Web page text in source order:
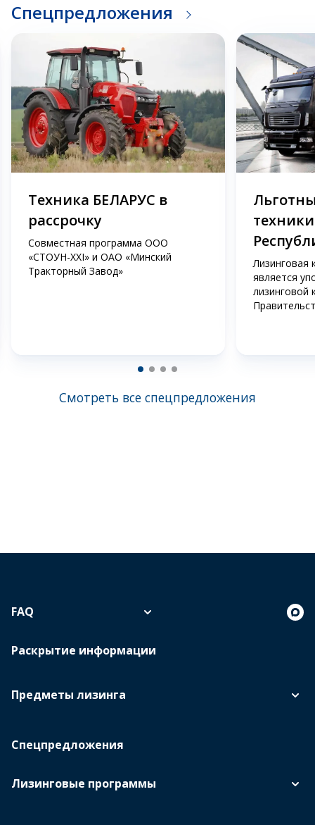
Спецпредложения
Техника БЕЛАРУС в
рассрочку
Совместная программа ООО
«СТОУН-XXI» и ОАО «Минский
Тракторный Завод»
Лизинговая
является
лизинговой
Смотреть все спецпредложения
Предметы лизинга
Спецпредложения
Лизинговые программы
FAQ
Раскрытие информации